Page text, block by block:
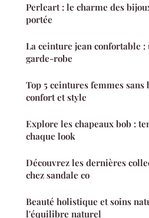
Perleart : le charme des
portée
La ceinture jean confortable
garde-robe
Top 5 ceintures femmes
confort et style
Explore les chapeaux bob :
chaque look
Découvrez les dernières
chez sandale co
Beauté holistique et soins
l'équilibre naturel